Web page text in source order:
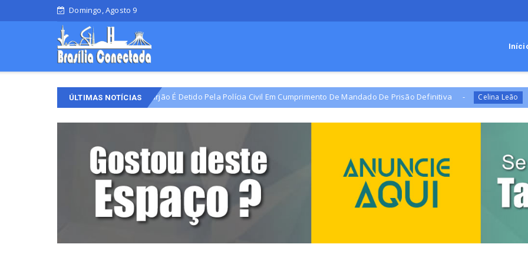
Domingo, Agosto 9
ÚLTIMAS NOTÍCIAS
Líder Comunitário Do Varjão É Detido Pela Polícia Civil Em Cumprimento De Mandado De Prisão Definitiva Celina Leão Campanha